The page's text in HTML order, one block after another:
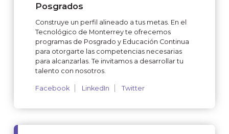
Posgrados
Construye un perfil alineado a tus metas. En el
Tecnológico de Monterrey te ofrecemos
programas de Posgrado y Educación Continua
para otorgarte las competencias necesarias
para alcanzarlas. Te invitamos a desarrollar tu
talento con nosotros.
Facebook LinkedIn Twitter